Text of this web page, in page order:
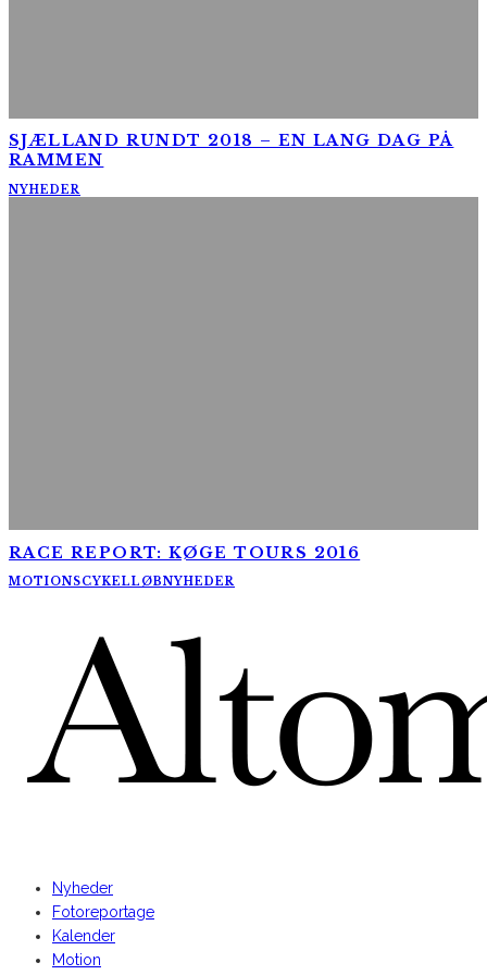
SJÆLLAND RUNDT 2018 – EN LANG DAG PÅ
RAMMEN
NYHEDER
RACE REPORT: KØGE TOURS 2016
MOTIONSCYKELLØBNYHEDER
Nyheder
Fotoreportage
Kalender
Motion